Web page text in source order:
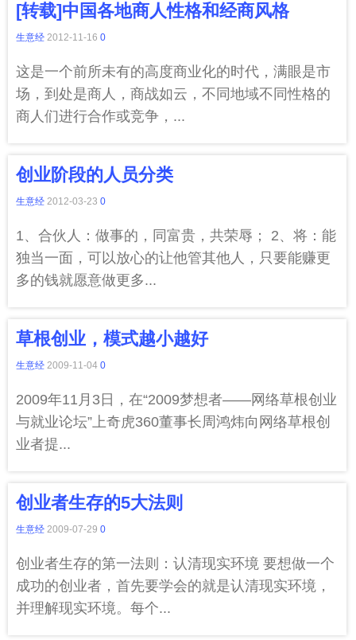
[转载]中国各地商人性格和经商风格
生意经 2012-11-16 0
这是一个前所未有的高度商业化的时代，满眼是市
场，到处是商人，商战如云，不同地域不同性格的
商人们进行合作或竞争，...
创业阶段的人员分类
生意经 2012-03-23 0
1、合伙人：做事的，同富贵，共荣辱； 2、将：能
独当一面，可以放心的让他管其他人，只要能赚更
多的钱就愿意做更多...
草根创业，模式越小越好
生意经 2009-11-04 0
2009年11月3日，在“2009梦想者——网络草根创业
与就业论坛”上奇虎360董事长周鸿炜向网络草根创
业者提...
创业者生存的5大法则
生意经 2009-07-29 0
创业者生存的第一法则：认清现实环境 要想做一个
成功的创业者，首先要学会的就是认清现实环境，
并理解现实环境。每个...